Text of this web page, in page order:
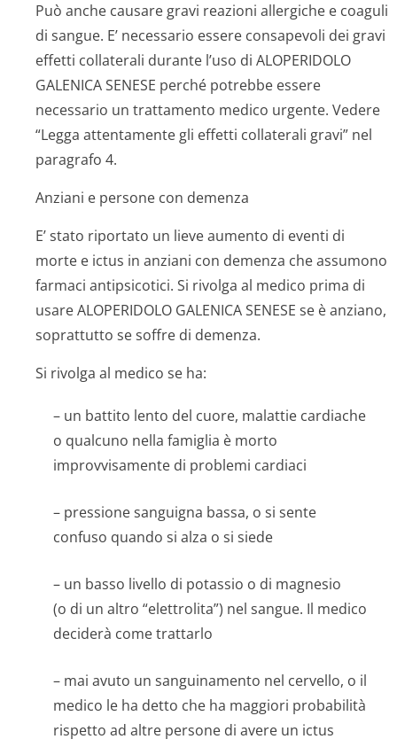
Può anche causare gravi reazioni allergiche e coaguli
di sangue. E’ necessario essere consapevoli dei gravi
effetti collaterali durante l’uso di ALOPERIDOLO
GALENICA SENESE perché potrebbe essere
necessario un trattamento medico urgente. Vedere
“Legga attentamente gli effetti collaterali gravi” nel
paragrafo 4.
Anziani e persone con demenza
E’ stato riportato un lieve aumento di eventi di
morte e ictus in anziani con demenza che assumono
farmaci antipsicotici. Si rivolga al medico prima di
usare ALOPERIDOLO GALENICA SENESE se è anziano,
soprattutto se soffre di demenza.
Si rivolga al medico se ha:
– un battito lento del cuore, malattie cardiache
o qualcuno nella famiglia è morto
improvvisamente di problemi cardiaci
– pressione sanguigna bassa, o si sente
confuso quando si alza o si siede
– un basso livello di potassio o di magnesio
(o di un altro “elettrolita”) nel sangue. Il medico
deciderà come trattarlo
– mai avuto un sanguinamento nel cervello, o il
medico le ha detto che ha maggiori probabilità
rispetto ad altre persone di avere un ictus